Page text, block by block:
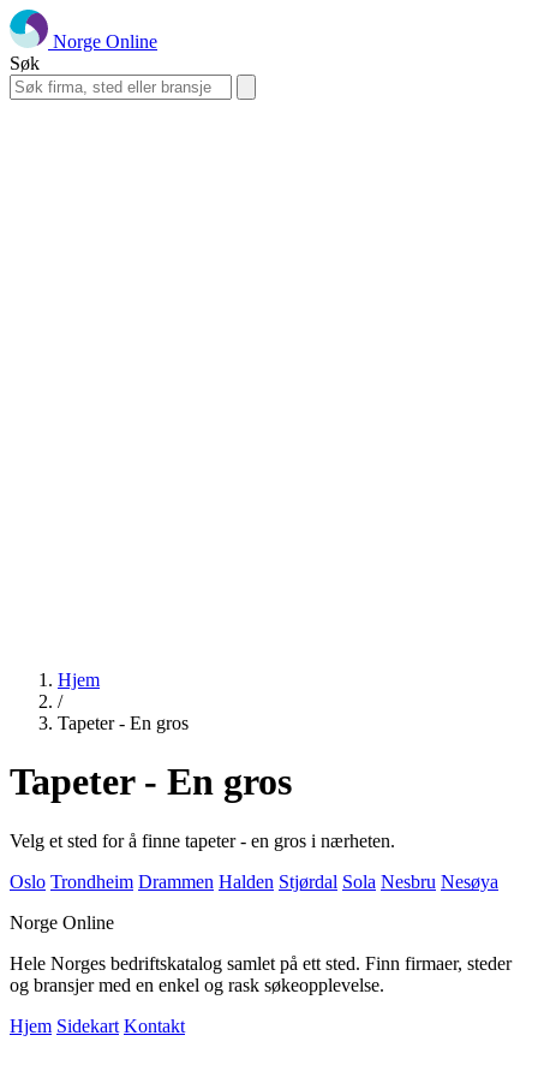
Norge Online
Søk
Hjem
/
Tapeter - En gros
Tapeter - En gros
Velg et sted for å finne tapeter - en gros i nærheten.
Oslo Trondheim Drammen Halden Stjørdal Sola Nesbru Nesøya
Norge Online
Hele Norges bedriftskatalog samlet på ett sted. Finn firmaer, steder
og bransjer med en enkel og rask søkeopplevelse.
Hjem Sidekart Kontakt